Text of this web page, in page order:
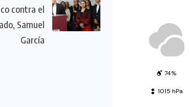
contra el
Samuel
García
74%
1015 hPa